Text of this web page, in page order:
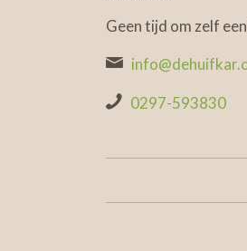
Geen tijd om zelf
0297-593830